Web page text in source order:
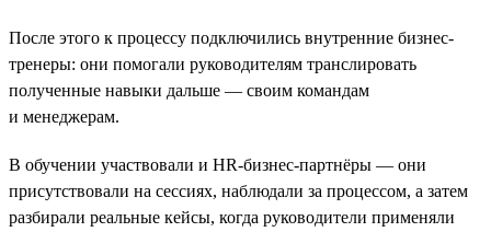
После этого к процессу подключились внутренние бизнес-
тренеры: они помогали руководителям транслировать
полученные навыки дальше — своим командам
и менеджерам.
В обучении участвовали и HR-бизнес-партнёры — они
присутствовали на сессиях, наблюдали за процессом, а затем
разбирали реальные кейсы, когда руководители применяли